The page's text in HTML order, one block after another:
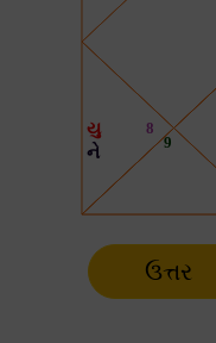
ઉત્તર